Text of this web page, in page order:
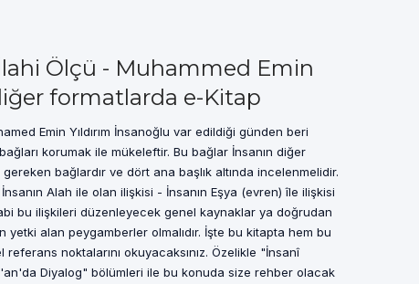
Ölçü - Muhammed Emin
formatlarda e-Kitap
Emin Yıldırım İnsanoğlu var edildiği günden beri
korumak ile mükeleftir. Bu bağlar İnsanın diğer
bağlardır ve dört ana başlık altında incelenmelidir.
Alah ile olan ilişkisi - İnsanın Eşya (evren) île ilişkisi
bu ilişkileri düzenleyecek genel kaynaklar ya doğrudan
yetki alan peygamberler olmalıdır. İşte bu kitapta hem bu
noktalarını okuyacaksınız. Özelikle "İnsanî
Diyalog" bölümleri ile bu konuda size rehber olacak